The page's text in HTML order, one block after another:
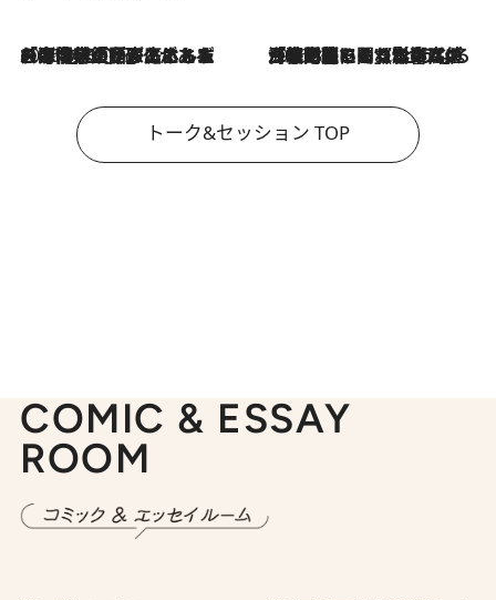
2026.8.3
「今後値上げがあるとすれば…」「リスクがあるのは今年の冬」エネルギー専門家が語る、ホルムズ海峡封鎖が家庭にもたらす“ある心配” 2026.8.3
「住宅建てられない…」「サーチャージ料の高値が続いている」ホルムズ海峡封鎖による影響はいつまで続く？《エネルギー専門家に聞く“どうなる日本の暮らし”》
トーク&セッション TOP
COMIC & ESSAY
ROOM